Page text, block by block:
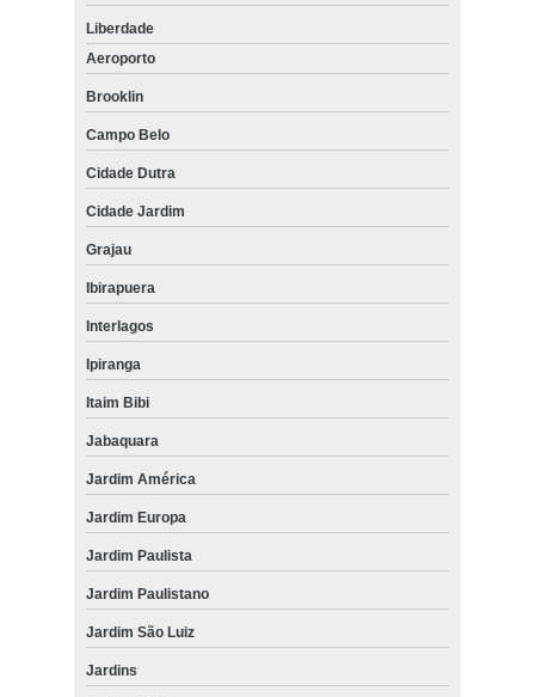
Liberdade
Aeroporto
Brooklin
Campo Belo
Cidade Dutra
Cidade Jardim
Grajau
Ibirapuera
Interlagos
Ipiranga
Itaim Bibi
Jabaquara
Jardim América
Jardim Europa
Jardim Paulista
Jardim Paulistano
Jardim São Luiz
Jardins